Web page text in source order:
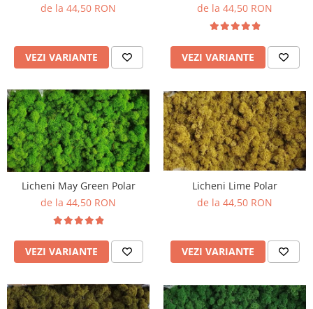
de la 44,50 RON
VEZI VARIANTE
de la 44,50 RON
VEZI VARIANTE
Licheni May Green Polar
de la 44,50 RON
VEZI VARIANTE
Licheni Lime Polar
de la 44,50 RON
VEZI VARIANTE